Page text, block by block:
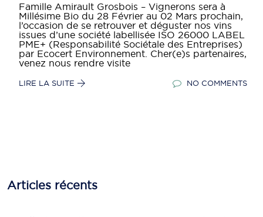
Famille Amirault Grosbois – Vignerons sera à
Millésime Bio du 28 Février au 02 Mars prochain,
l’occasion de se retrouver et déguster nos vins
issues d’une société labellisée ISO 26000 LABEL
PME+ (Responsabilité Sociétale des Entreprises)
par Ecocert Environnement. Cher(e)s partenaires,
venez nous rendre visite
LIRE LA SUITE NO COMMENTS
Articles récents